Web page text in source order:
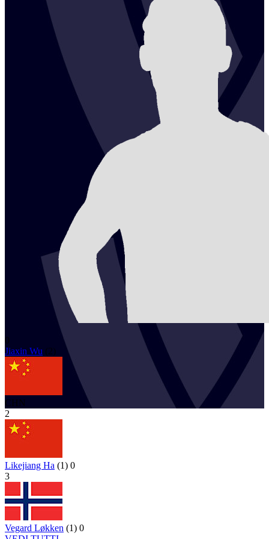
0
Jiaxin Wu (2)
CHN
2
Likejiang Ha (1) 0
3
Vegard Løkken (1) 0